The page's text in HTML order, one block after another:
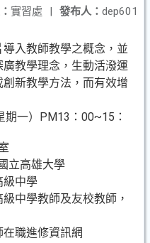
發布人： dep601
實習處 |
入教師教學之概念，並
教學理念，生動活潑運
新教學方法，而有效增
一）PM13：00~15：
立高雄大學
級中學
中學教師及友校教師，
職進修資訊網